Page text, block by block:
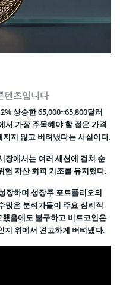
텐츠입니다
상승한 65,000~65,800달러
서 가장 주목해야 할 점은 가격
지 않고 버텨냈다는 사실이다.
장에서는 여러 세션에 걸쳐 순
험 자산 회피 기조를 유지했다.
장하며 성장주 포트폴리오의
많은 분석가들이 주요 심리적
음에도 불구하고 비트코인은
지 위에서 견고하게 버텨냈다.